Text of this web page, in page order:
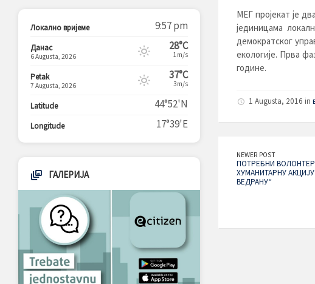
МЕГ пројекат је
јединицама
демократског
екологије. Прва
године.
1 Augusta, 2016 in
NEWER POST
ПОТРЕБНИ
ХУМАНИТАРНУ
ВЕДРАНУ“
Локално вријеме 9:57 pm
Данас
6 Augusta, 2026
28°C
1m/s
Petak
7 Augusta, 2026
37°C
3m/s
Latitude 44°52'N
Longitude 17°39'E
ГАЛЕРИЈА